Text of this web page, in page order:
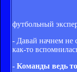
футбольный
- Давай начнем не
как-то
- Команды ведь